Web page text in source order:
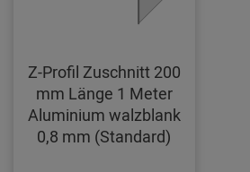
Z-Profil Zuschnitt 200
mm Länge 1 Meter
Aluminium walzblank
0,8 mm (Standard)